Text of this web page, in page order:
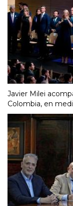
Javier Milei
Colombia, en